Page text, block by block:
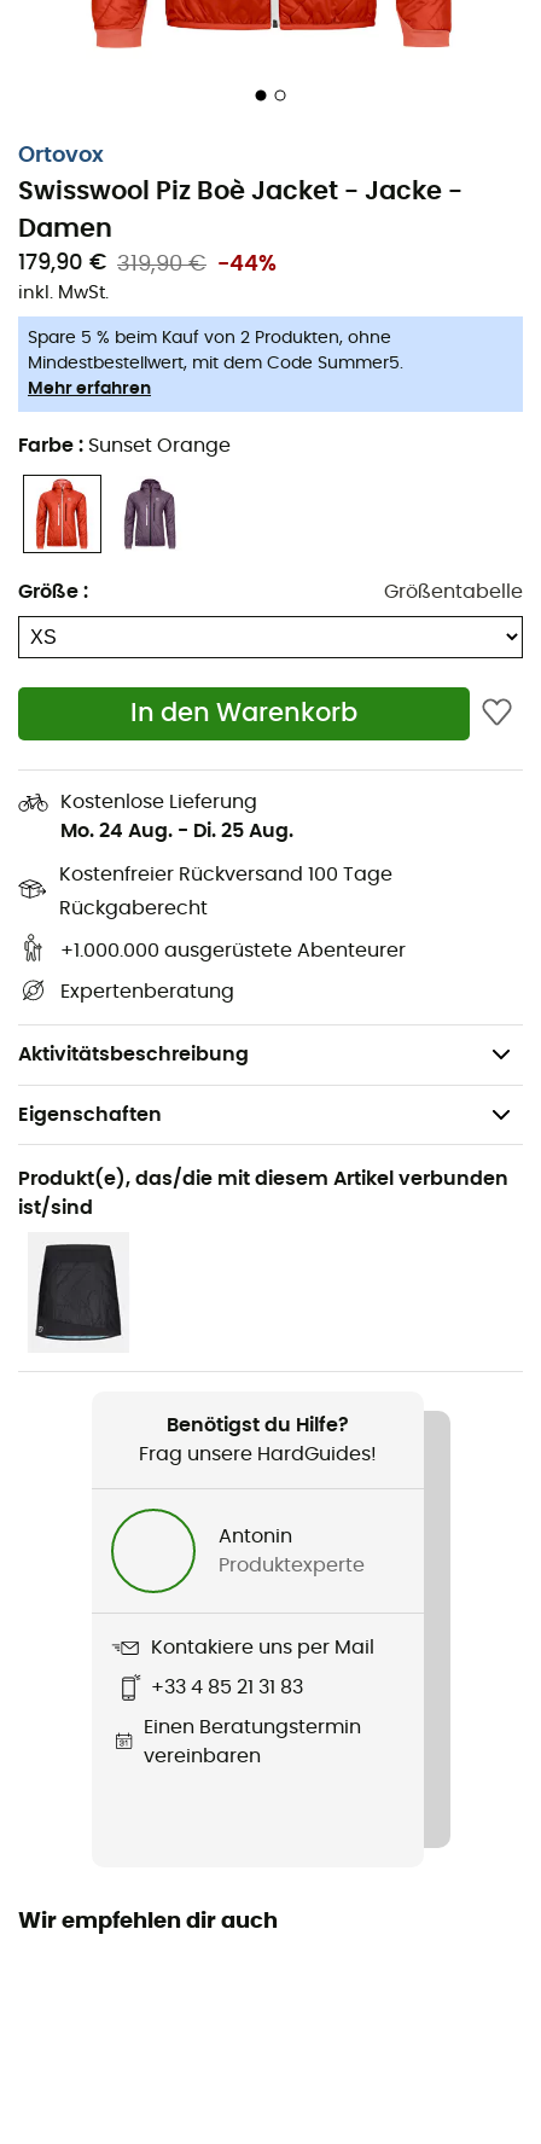
Ortovox
Swisswool Piz Boè Jacket - Jacke -
Damen
179,90 € 319,90 € -44%
inkl. MwSt.
Spare 5 % beim Kauf von 2 Produkten, ohne
Mindestbestellwert, mit dem Code Summer5.
Mehr erfahren
Farbe : Sunset Orange
Größe : Größentabelle
In den Warenkorb
Kostenlose Lieferung
Mo. 24 Aug. - Di. 25 Aug.
Kostenfreier Rückversand 100 Tage
Rückgaberecht
+1.000.000 ausgerüstete Abenteurer
Expertenberatung
Aktivitätsbeschreibung
Leichtigkeit, Atmungsaktivität und schnelles
Feuchtigkeitsregulierung
4-Wege-Stretchmaterial
Kapuze mit elastischem Verschluss
Mesh-Taschenfutter zur Belüftung
Elastische Ärmelbündchen und Säume
Athletischer Schnitt
Außenstoff: Pertex® Quantum - 100 % recyceltes
Polyamid
Polylactid
Airsolation Stretch-Einsatz: 74 % Polyamid - 15 %
reine Merinowolle - 11 % Elasthan
Unter fairen Arbeitsbedingungen gemäß der Fair
Wear Foundation produziert
Ohne PFC: Wasser und Schmutz perlen ab
Gewicht: 332 g
Hergestellt in Europa
Eigenschaften
Geeignet für
Skitouren
Geschlecht
Damen
Gewicht
294 g
Swisswool Piz Boè Jacket
Wasserdichtigkeit
Wasserabweisend
Winddicht
Produkt(e), das/die mit diesem Artikel verbunden
ist/sind
Benötigst du Hilfe?
Frag unsere HardGuides!
Antonin
Produktexperte
Kontakiere uns per Mail
+33 4 85 21 31 83
Einen Beratungstermin
vereinbaren
Wir empfehlen dir auch